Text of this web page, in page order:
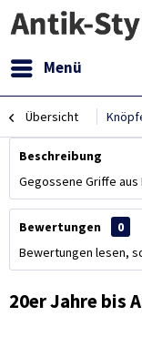
Menü
Übersicht
Beschreibung
Gegossene Griffe aus
Bewertungen
0
Bewertungen lesen,
20er Jahre bis